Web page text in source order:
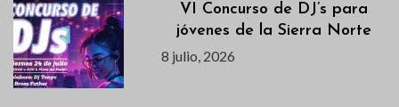
VI Concurso de DJ’s para
jóvenes de la Sierra Norte
8 julio, 2026